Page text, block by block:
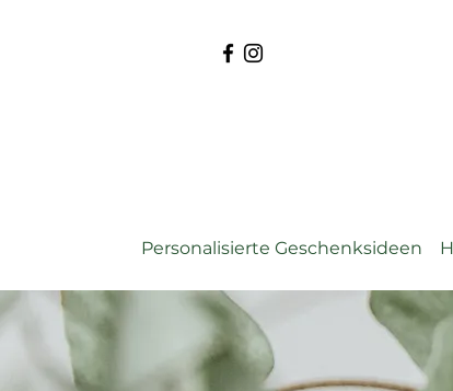
Personalisierte Geschenksideen